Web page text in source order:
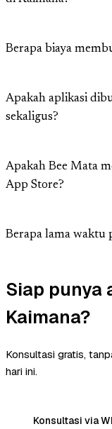
Berapa biaya
Apakah aplikasi
sekaligus?
Apakah Bee Mata
App Store?
Berapa lama waktu
Siap punya
Kaimana?
Konsultasi gratis,
hari ini.
Konsultasi via